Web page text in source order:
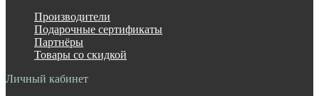
Производители
Подарочные сертификаты
Партнёры
Товары со скидкой
Личный кабинет